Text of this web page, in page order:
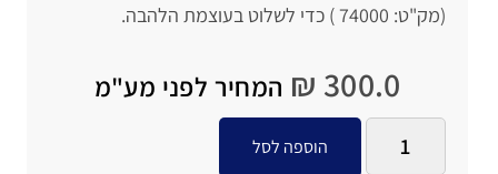
(מק"ט: 74000 ) כדי לשלוט בעוצמת הלהבה.
₪ 300.0 המחיר לפני מע"מ
הוספה לסל